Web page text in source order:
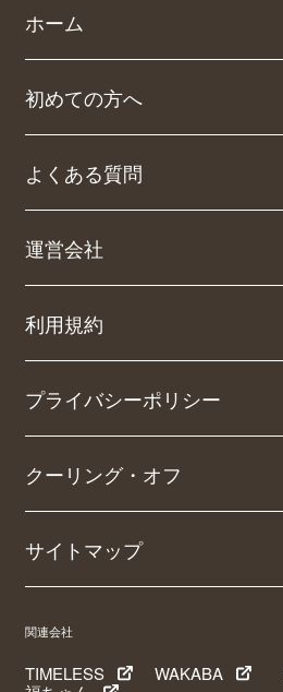
ホーム
初めての方へ
よくある質問
運営会社
利用規約
プライバシーポリシー
クーリング・オフ
サイトマップ
関連会社
TIMELESS WAKABA